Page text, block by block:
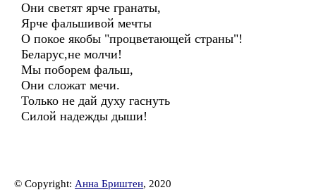
Они светят ярче гранаты,
Ярче фальшивой мечты
О покое якобы "процветающей страны"!
Беларус,не молчи!
Мы поборем фальш,
Они сложат мечи.
Только не дай духу гаснуть
Силой надежды дыши!
© Copyright: Анна Бриштен, 2020